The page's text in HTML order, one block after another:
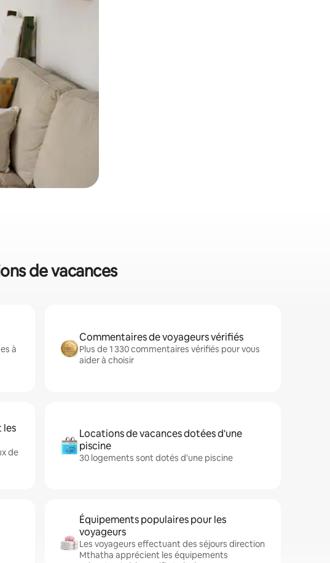
de vacances
à
Commentaires de voyageurs vérifiés
Plus de 1 330 commentaires vérifiés pour vous
aider à choisir
les
de
Locations de vacances dotées d'une
piscine
30 logements sont dotés d'une piscine
Équipements populaires pour les
voyageurs
Les voyageurs effectuant des séjours direction
Mthatha apprécient les équipements